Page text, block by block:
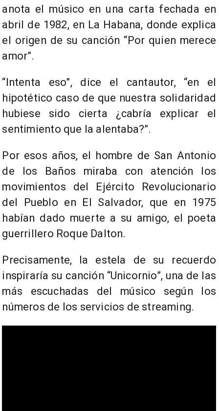
anota el músico en una carta fechada en
abril de 1982, en La Habana, donde explica
el origen de su canción “Por quien merece
amor”.
“Intenta eso”, dice el cantautor, “en el
hipotético caso de que nuestra solidaridad
hubiese sido cierta ¿cabría explicar el
sentimiento que la alentaba?”.
Por esos años, el hombre de San Antonio
de los Baños miraba con atención los
movimientos del Ejército Revolucionario
del Pueblo en El Salvador, que en 1975
habían dado muerte a su amigo, el poeta
guerrillero Roque Dalton.
Precisamente, la estela de su recuerdo
inspiraría su canción “Unicornio”, una de las
más escuchadas del músico según los
números de los servicios de streaming.